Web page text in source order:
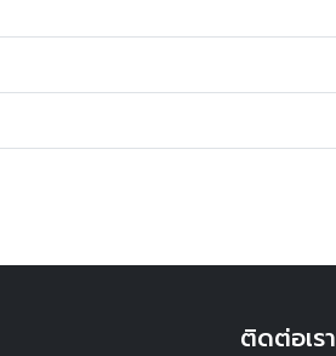
ติดต่อเรา